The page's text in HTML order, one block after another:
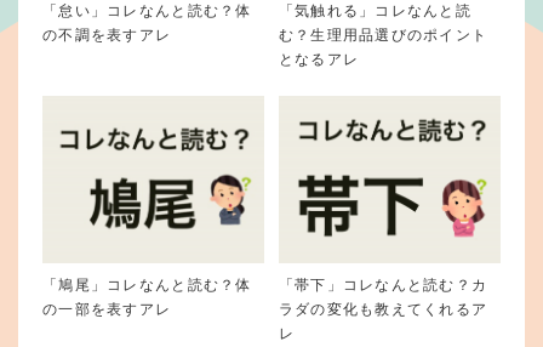
「怠い」コレなんと読む？体
の不調を表すアレ
「気触れる」コレなんと読
む？生理用品選びのポイント
となるアレ
「鳩尾」コレなんと読む？体
の一部を表すアレ
「帯下」コレなんと読む？カ
ラダの変化も教えてくれるア
レ